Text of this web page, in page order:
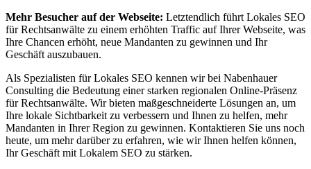
Mehr Besucher auf der Webseite: Letztendlich führt Lokales SEO
für Rechtsanwälte zu einem erhöhten Traffic auf Ihrer Webseite, was
Ihre Chancen erhöht, neue Mandanten zu gewinnen und Ihr
Geschäft auszubauen.
Als Spezialisten für Lokales SEO kennen wir bei Nabenhauer
Consulting die Bedeutung einer starken regionalen Online-Präsenz
für Rechtsanwälte. Wir bieten maßgeschneiderte Lösungen an, um
Ihre lokale Sichtbarkeit zu verbessern und Ihnen zu helfen, mehr
Mandanten in Ihrer Region zu gewinnen. Kontaktieren Sie uns noch
heute, um mehr darüber zu erfahren, wie wir Ihnen helfen können,
Ihr Geschäft mit Lokalem SEO zu stärken.